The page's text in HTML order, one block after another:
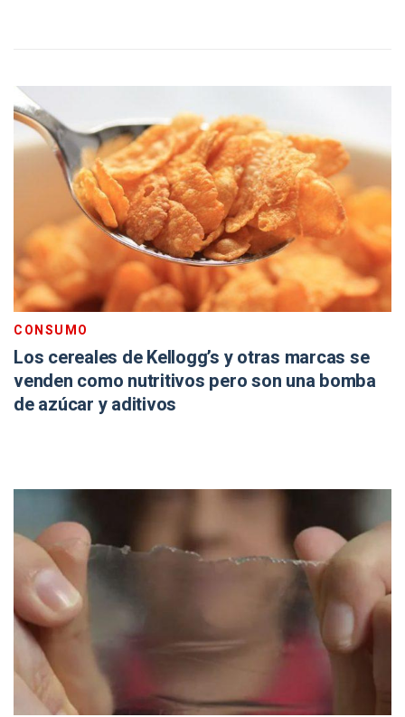
CONSUMO
Los cereales de Kellogg’s y otras marcas se
venden como nutritivos pero son una bomba
de azúcar y aditivos